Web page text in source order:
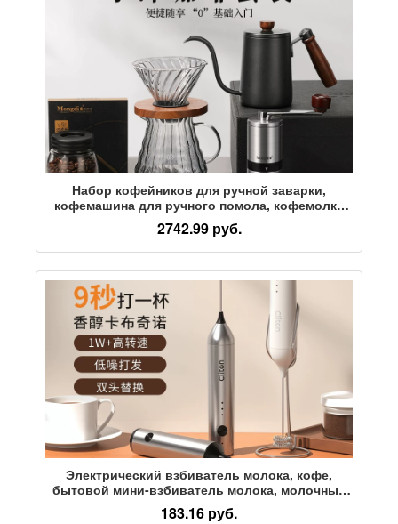
Набор кофейников для ручной заварки,
кофемашина для ручного помола, кофемолка
для ручной заварки с ручным приводом,
кофемолка с фильтром, полный комплект
кофемашины
2742.99 руб.
Электрический взбиватель молока, кофе,
бытовой мини-взбиватель молока, молочный
блендер, ручной беспроводной венчик
183.16 руб.